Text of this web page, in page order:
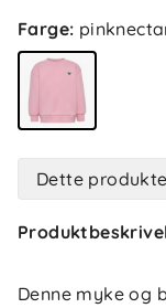
Farge:
Dette
Denne myke og